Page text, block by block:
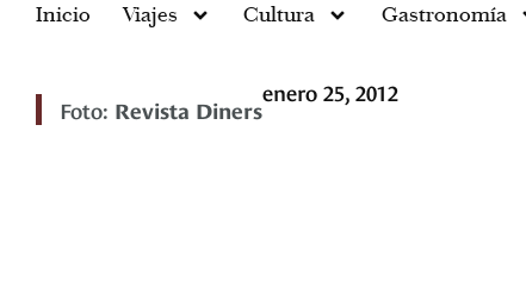
Inicio Viajes Cultura Gastronomía
Foto: Revista Diners
enero 25, 2012